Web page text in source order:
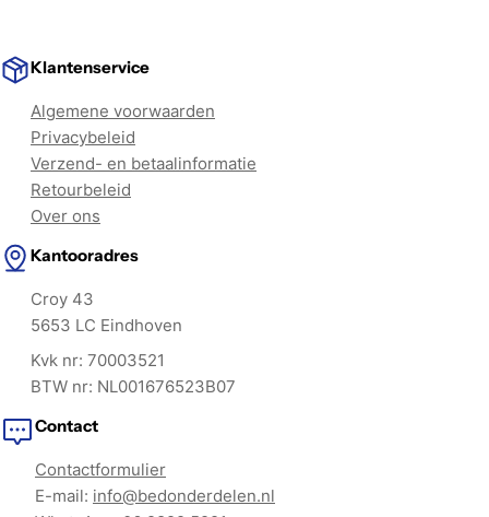
Klantenservice
Algemene voorwaarden
Privacybeleid
Verzend- en betaalinformatie
Retourbeleid
Over ons
Kantooradres
Croy 43
5653 LC Eindhoven
Kvk nr: 70003521
BTW nr: NL001676523B07
Contact
Contactformulier
E-mail: info@bedonderdelen.nl